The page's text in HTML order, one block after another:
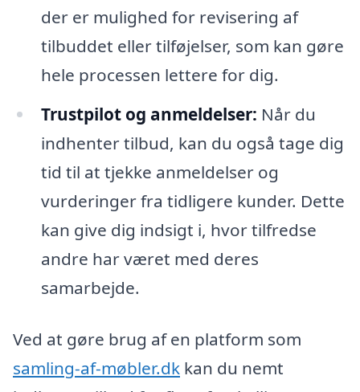
der er mulighed for revisering af
tilbuddet eller tilføjelser, som kan gøre
hele processen lettere for dig.
Trustpilot og anmeldelser: Når du
indhenter tilbud, kan du også tage dig
tid til at tjekke anmeldelser og
vurderinger fra tidligere kunder. Dette
kan give dig indsigt i, hvor tilfredse
andre har været med deres
samarbejde.
Ved at gøre brug af en platform som
samling-af-møbler.dk kan du nemt